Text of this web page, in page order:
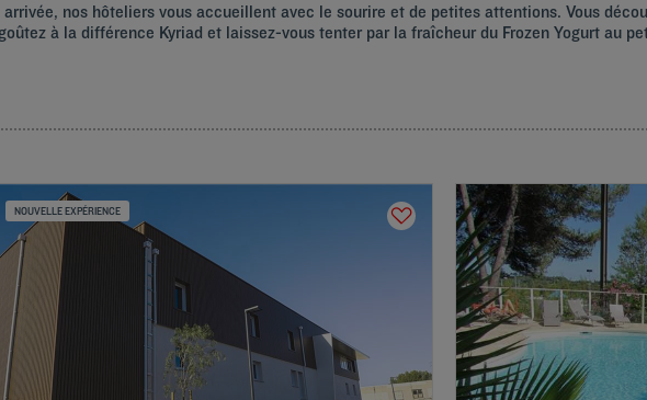
nos hôteliers vous accueillent avec le sourire et de petites attentions. Vous
à la différence Kyriad et laissez-vous tenter par la fraîcheur du Frozen Yogurt au
NOUVELLE EXPÉRIENCE